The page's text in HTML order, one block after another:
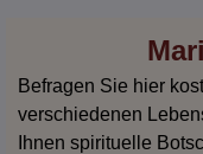
Befragen Sie hier
verschiedenen
Ihnen spirituelle